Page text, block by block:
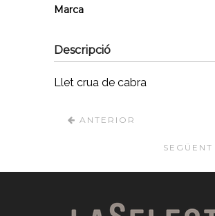
Marca
Descripció
Llet crua de cabra
ANTERIOR
SEGÜENT